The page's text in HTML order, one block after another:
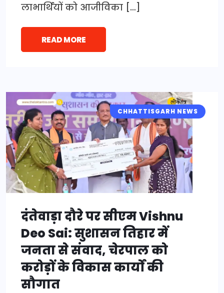
लाभार्थियों को आजीविका […]
READ MORE
CHHATTISGARH NEWS
दंतेवाड़ा दौरे पर सीएम Vishnu
Deo Sai: सुशासन तिहार में
जनता से संवाद, चेरपाल को
करोड़ों के विकास कार्यों की
सौगात